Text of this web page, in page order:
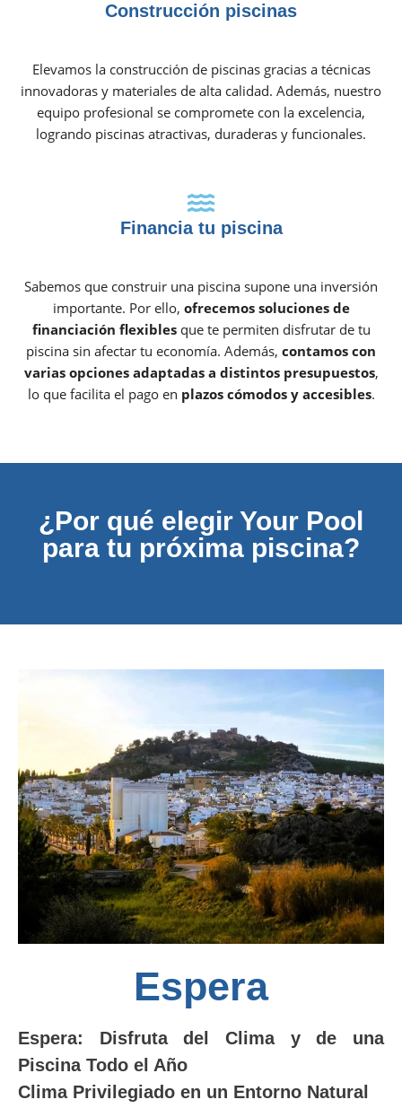
Construcción piscinas
Elevamos la construcción de piscinas gracias a técnicas
innovadoras y materiales de alta calidad. Además, nuestro
equipo profesional se compromete con la excelencia,
logrando piscinas atractivas, duraderas y funcionales.
Financia tu piscina
Sabemos que construir una piscina supone una inversión
importante. Por ello, ofrecemos soluciones de
financiación flexiblesque te permiten disfrutar de tu
piscina sin afectar tu economía. Además, contamos con
varias opciones adaptadas a distintos presupuestos,
lo que facilita el pago en plazos cómodos y accesibles.
¿Por qué elegir Your Pool
para tu próxima piscina?
Espera
Espera: Disfruta del Clima y de una
Piscina Todo el Año
Clima Privilegiado en un Entorno Natural